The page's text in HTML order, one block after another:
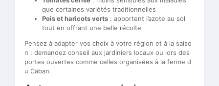
que certaines variétés traditionnelles
Pois et haricots verts : apportent l’azote au sol
tout en offrant une belle récolte
Pensez à adapter vos choix à votre région et à la saiso
n : demandez conseil aux jardiniers locaux ou lors des
portes ouvertes comme celles organisées à la ferme d
u Caban.